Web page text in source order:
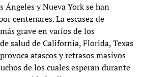
Ángeles y Nueva York se han
centenares. La escasez de
grave en varios de los
salud de California, Florida, Texas
atascos y retrasos masivos
de los cuales esperan durante